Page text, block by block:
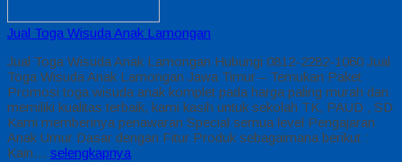
Jual Toga Wisuda Anak Lamongan
Jual Toga Wisuda Anak Lamongan Hubungi 0812-2282-1060 Jual
Toga Wisuda Anak Lamongan Jawa Timur – Temukan Paket
Promosi toga wisuda anak komplet pada harga paling murah dan
memiliki kualitas terbaik, kami kasih untuk sekolah TK, PAUD , SD
Kami memberinya penawaran Special semua level Pengajaran
Anak Umur Dasar dengan Fitur Produk sebagaimana berikut :
Kain… selengkapnya